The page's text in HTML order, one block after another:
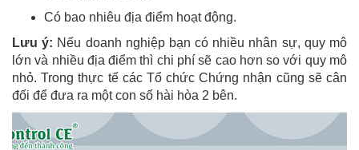
Có bao nhiêu địa điểm hoạt động.
Lưu ý: Nếu doanh nghiệp bạn có nhiều nhân sự, quy mô
lớn và nhiều địa điểm thì chi phí sẽ cao hơn so với quy mô
nhỏ. Trong thực tế các Tổ chức Chứng nhận cũng sẽ cân
đối để đưa ra một con số hài hòa 2 bên.